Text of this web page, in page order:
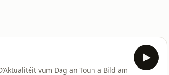
vum Dag an Toun a Bild am